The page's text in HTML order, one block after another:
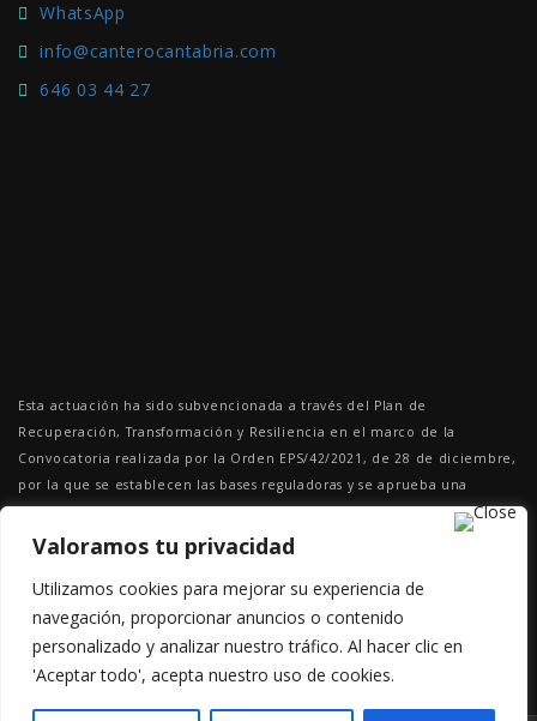
Valoramos tu privacidad
Utilizamos cookies para mejorar su experiencia de
navegación, proporcionar anuncios o contenido
personalizado y analizar nuestro tráfico. Al hacer clic en
'Aceptar todo', acepta nuestro uso de cookies.
WhatsApp
info@canterocantabria.com
646 03 44 27
Esta actuación ha sido subvencionada a través del Plan de
Recuperación, Transformación y Resiliencia en el marco de la
Convocatoria realizada por la Orden EPS/42/2021, de 28 de diciembre,
por la que se establecen las bases reguladoras y se aprueba una
convocatoria de subvenciones públicas destinadas a la financiación de
las inversiones del Componente 23 Nuevos proyectos territoriales para
el reequilibrio y la equidad. Emprendimiento y microempresas, en el
marco del Plan de Recuperación, Transformación y Resiliencia para los
ejercicios 2022 y 2023.